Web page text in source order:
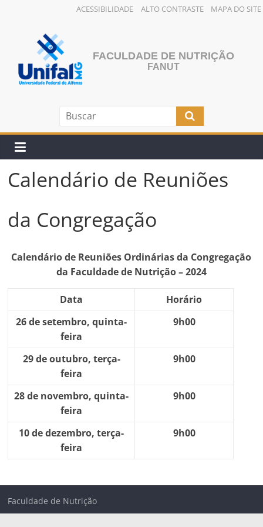
ACESSIBILIDADE ALTO CONTRASTE MAPA DO SITE
conteúdo
FACULDADE DE NUTRIÇÃO
FANUT
Calendário de Reuniões
da Congregação
Calendário de Reuniões Ordinárias da Congregação
da Faculdade de Nutrição – 2024
Data
Horário
26 de setembro, quinta-
feira
9h00
29 de outubro, terça-
feira
9h00
28 de novembro, quinta-
feira
9h00
10 de dezembro, terça-
feira
9h00
Faculdade de Nutrição